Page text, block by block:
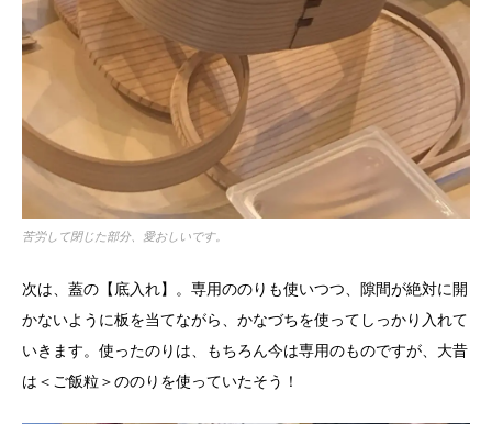
苦労して閉じた部分、愛おしいです。
次は、蓋の【底入れ】。専用ののりも使いつつ、隙間が絶対に開
かないように板を当てながら、かなづちを使ってしっかり入れて
いきます。使ったのりは、もちろん今は専用のものですが、大昔
は＜ご飯粒＞ののりを使っていたそう！